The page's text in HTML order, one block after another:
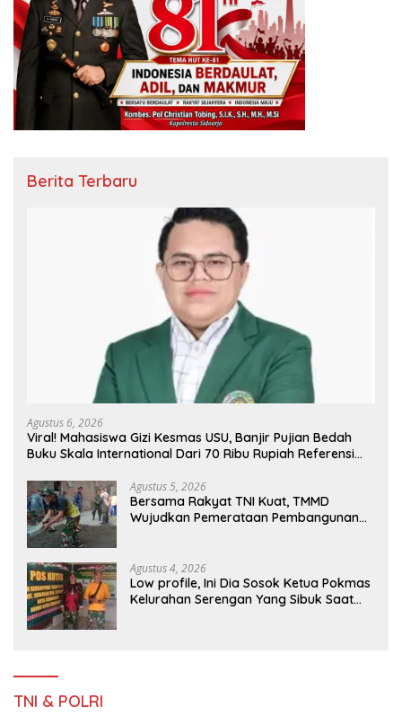
Berita Terbaru
Agustus 6, 2026
Viral! Mahasiswa Gizi Kesmas USU, Banjir Pujian Bedah
Buku Skala International Dari 70 Ribu Rupiah Referensi
Agustus 5, 2026
Bersama Rakyat TNI Kuat, TMMD
Wujudkan Pemerataan Pembangunan
Agustus 4, 2026
Low profile, Ini Dia Sosok Ketua Pokmas
Kelurahan Serengan Yang Sibuk Saat
TNI & POLRI